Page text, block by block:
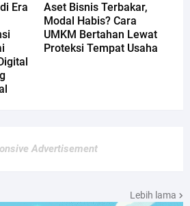
Era
Aset Bisnis Terbakar,
Modal Habis? Cara
UMKM Bertahan Lewat
Proteksi Tempat Usaha
Advertisement
Lebih lama